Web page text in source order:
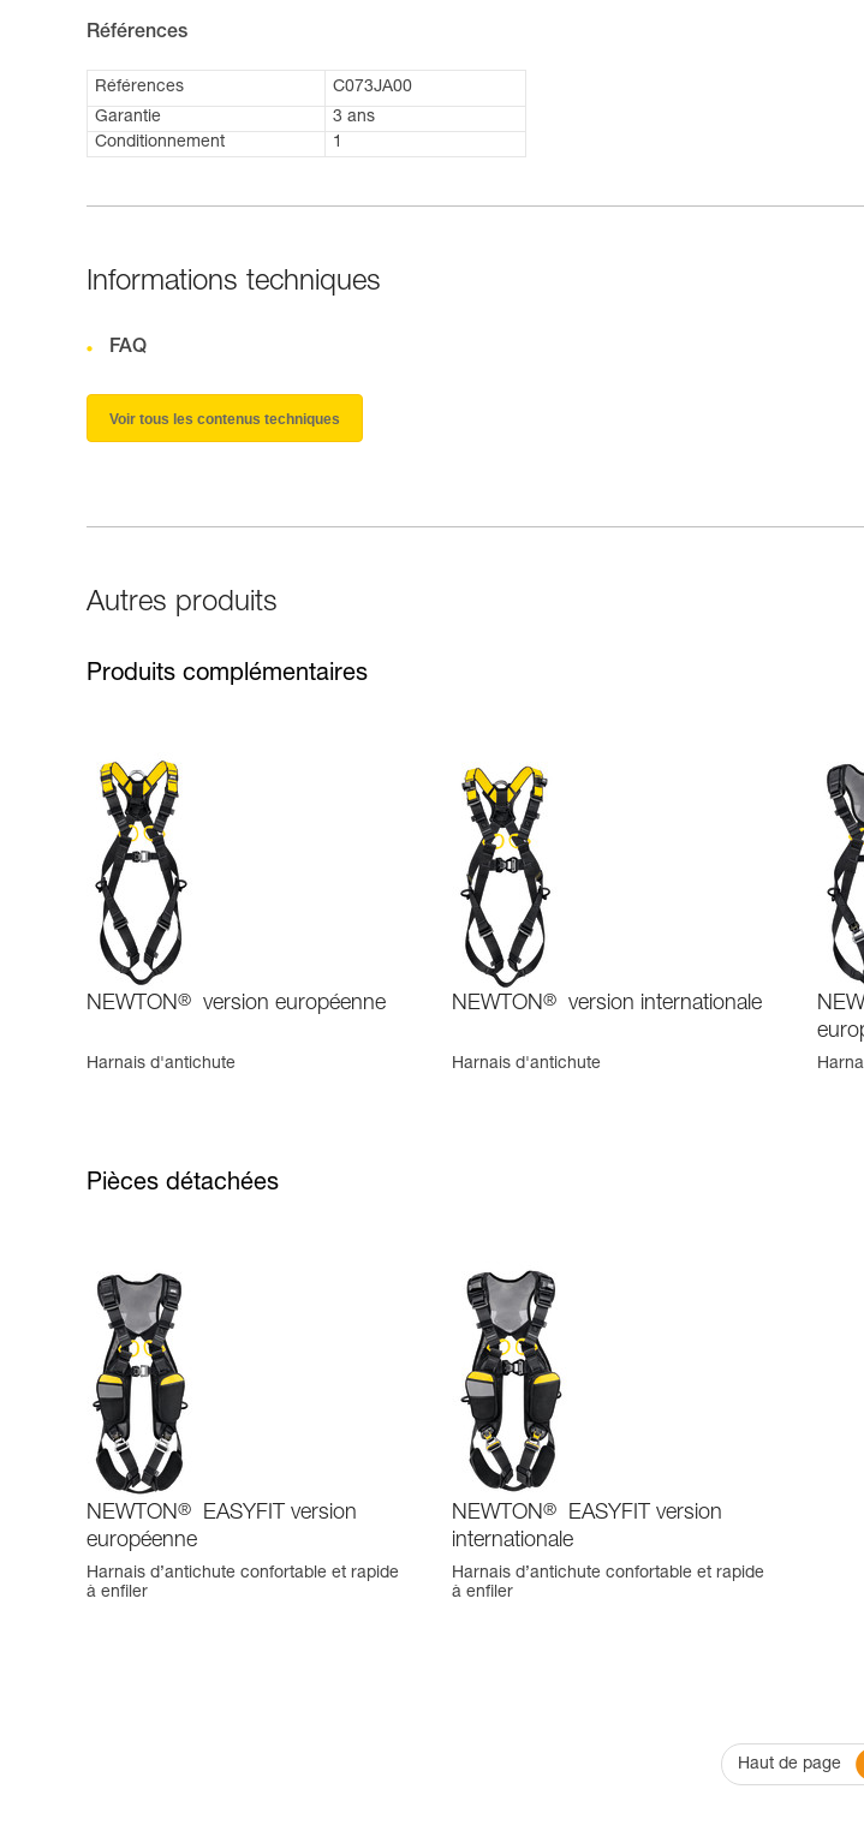
Références
Références
C073JA00
Garantie
3 ans
Conditionnement
1
Informations techniques
FAQ
Voir tous les contenus techniques
Autres produits
Produits complémentaires
NEWTON® version européenne
Harnais d'antichute
NEWTON® version internationale
Harnais d'antichute
Pièces détachées
NEWTON®
EASYFIT version
européenne
Harnais d’antichute confortable et rapide
à enfiler
NEWTON®
EASYFIT version
internationale
Harnais d’antichute confortable et rapide
à enfiler
Haut de page